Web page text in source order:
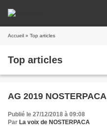
Accueil » Top articles
Top articles
AG 2019 NOSTERPACA
Publié le 27/12/2018 à 09:08
Par La voix de NOSTERPACA